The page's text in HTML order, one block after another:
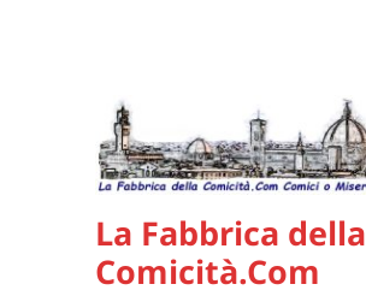
La Fabbrica della
Comicità.Com